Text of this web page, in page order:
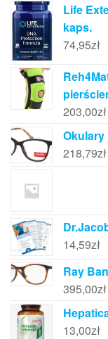
Life
kaps.
74,95zł
203,00zł
Okulary
218,79zł
14,59zł
Ray
395,00zł
13,00zł